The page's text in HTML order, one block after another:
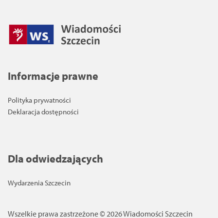
Informacje prawne
Polityka prywatności
Deklaracja dostępności
Dla odwiedzających
Wydarzenia Szczecin
Wszelkie prawa zastrzeżone © 2026 Wiadomości Szczecin